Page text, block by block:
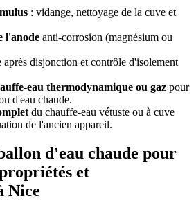
: vidange, nettoyage de la cuve et
l'anode anti-corrosion (magnésium ou
après disjonction et contrôle d'isolement
eau thermodynamique ou gaz pour
d'eau chaude.
du chauffe-eau vétuste ou à cuve
de l'ancien appareil.
d'eau chaude pour
et
Nice